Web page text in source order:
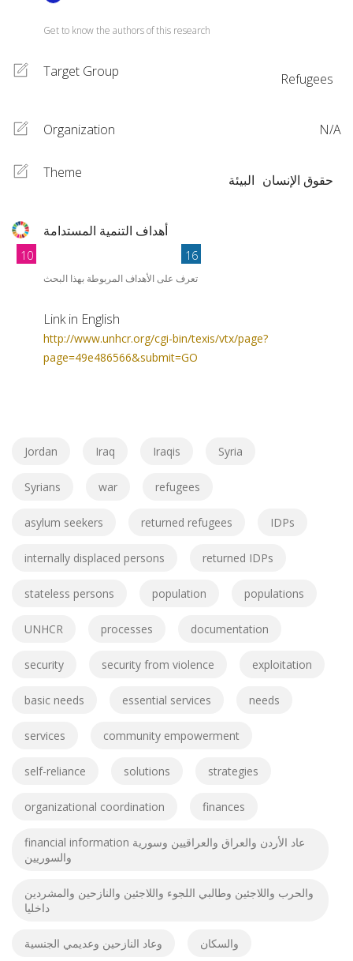
Get to know the authors of this research
Target Group Refugees
Organization N/A
Theme البيئة حقوق الإنسان
أهداف التنمية المستدامة
10 16
تعرف على الأهداف المربوطة بهذا البحث
Link in English
http://www.unhcr.org/cgi-bin/texis/vtx/page?
page=49e486566&submit=GO
Jordan Iraq Iraqis Syria
Syrians war refugees
asylum seekers returned refugees IDPs
internally displaced persons returned IDPs
stateless persons population populations
UNHCR processes documentation
security security from violence exploitation
basic needs essential services needs
services community empowerment
self-reliance solutions strategies
organizational coordination finances
financial information عاد الأردن والعراق والعراقيين وسورية
والسوريين
والحرب واللاجئين وطالبي اللجوء واللاجئين والنازحين والمشردين
داخليا
وعاد النازحين وعديمي الجنسية والسكان